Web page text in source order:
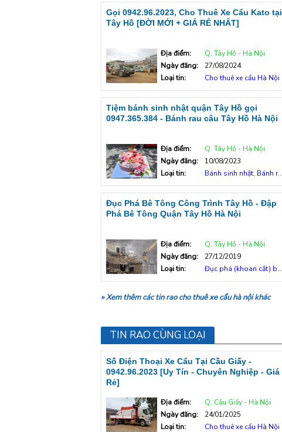
Gọi 0942.96.2023, Cho Thuê Xe Cẩu Kato tại
Tây Hồ [ĐỜI MỚI + GIÁ RẺ NHẤT]
Địa điểm:
Q. Tây Hồ - Hà Nội
Ngày đăng:
27/08/2024
Loại tin:
Cho thuê xe cẩu Hà Nội
Tiệm bánh sinh nhật quận Tây Hồ gọi
0947.365.384 - Bánh rau câu Tây Hồ Hà Nội
Địa điểm:
Q. Tây Hồ - Hà Nội
Ngày đăng:
10/08/2023
Loại tin:
Bánh sinh nhật, Bánh rau câu
Đục Phá Bê Tông Công Trình Tây Hồ - Đập
Phá Bê Tông Quận Tây Hồ Hà Nội
Địa điểm:
Q. Tây Hồ - Hà Nội
Ngày đăng:
27/12/2019
Loại tin:
Đục phá (khoan cắt) bê tông
» Xem thêm các tin rao cho thuê xe cẩu hà nội khác
TIN RAO CÙNG LOẠI
Số Điện Thoại Xe Cẩu Tại Cầu Giấy -
0942.96.2023 [Uy Tín - Chuyên Nghiệp - Giá
Rẻ]
Địa điểm:
Q. Cầu Giấy - Hà Nội
Ngày đăng:
24/01/2025
Loại tin:
Cho thuê xe cẩu Hà Nội